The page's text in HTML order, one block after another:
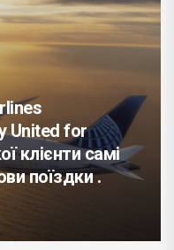
United for
клієнти самі
поїздки .